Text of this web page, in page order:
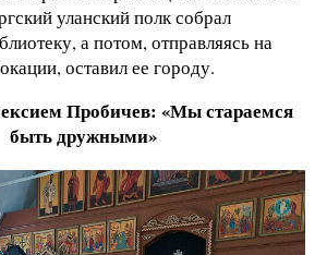
уланский полк собрал
а потом, отправляясь на
оставил ее городу.
Пробичев: «Мы стараемся
быть дружными»